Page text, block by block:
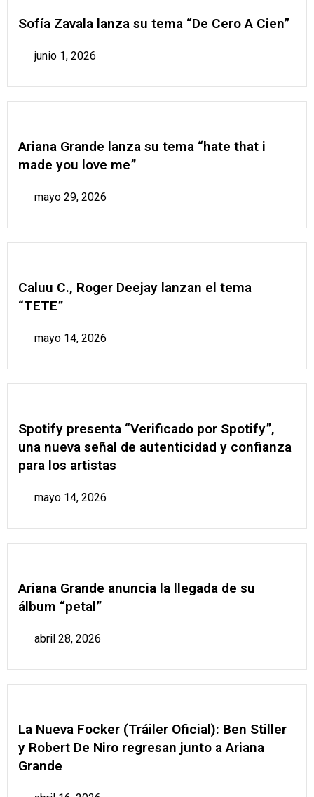
Sofía Zavala lanza su tema “De Cero A Cien”
junio 1, 2026
Ariana Grande lanza su tema “hate that i
made you love me”
mayo 29, 2026
Caluu C., Roger Deejay lanzan el tema
“TETE”
mayo 14, 2026
Spotify presenta “Verificado por Spotify”,
una nueva señal de autenticidad y confianza
para los artistas
mayo 14, 2026
Ariana Grande anuncia la llegada de su
álbum “petal”
abril 28, 2026
La Nueva Focker (Tráiler Oficial): Ben Stiller
y Robert De Niro regresan junto a Ariana
Grande